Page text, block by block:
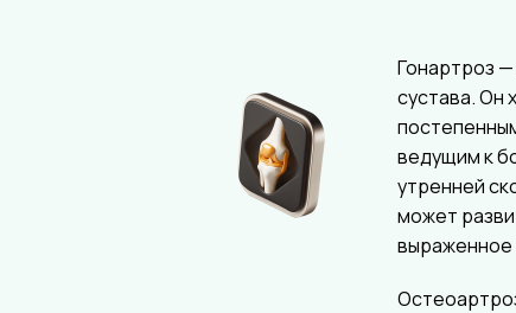
Гонартроз
сустава. Он
ведущим к
утренней
может
выраженное